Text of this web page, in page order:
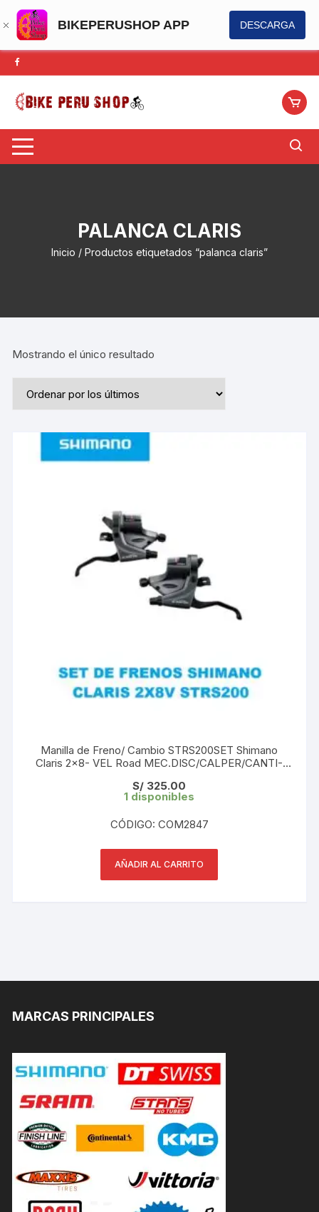
BIKEPERUSHOP APP DESCARGA
Saltar
al
contenido
PALANCA CLARIS
Inicio / Productos etiquetados “palanca claris”
Mostrando el único resultado
Manilla de Freno/ Cambio STRS200SET Shimano
Claris 2×8- VEL Road MEC.DISC/CALPER/CANTI-
S/ 325.00
1 disponibles
CÓDIGO: COM2847
AÑADIR AL CARRITO
MARCAS PRINCIPALES